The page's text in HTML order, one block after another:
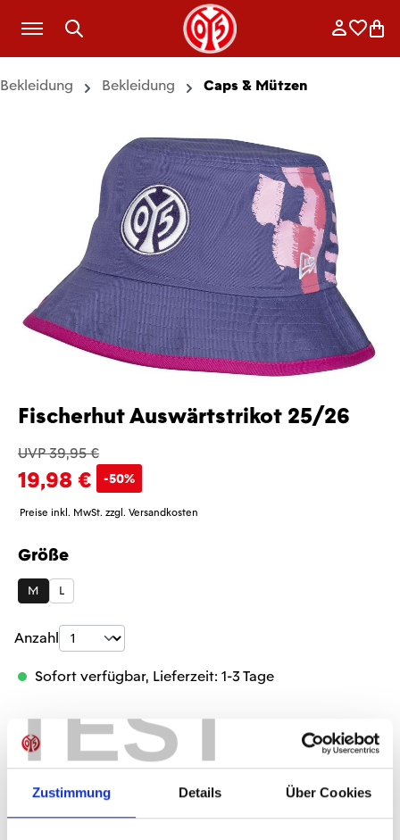
TEST
Zustimmung Details Über Cookies
Zum Hauptinhalt springen
Bekleidung Bekleidung Caps & Mützen
Fischerhut Auswärtstrikot 25/26
UVP 39,95 €
19,98 € -50%
Preise inkl. MwSt. zzgl. Versandkosten
Größe
auswählen
M L
Produkt Anzahl: Gib den gewünschten
Anzahl
Sofort verfügbar, Lieferzeit: 1-3 Tage
IN DEN WARENKORB